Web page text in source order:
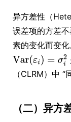
异方差性（
误差项的方差
素的变化而变
（CLRM）中 “
（二）异方